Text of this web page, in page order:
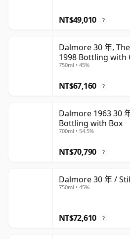
NT$49,010 ?
Dalmore 30 年,
1998 Bottling with
750ml • 45%
NT$67,160 ?
Dalmore 1963 30
Bottling with Box
700ml • 54.5%
NT$70,790 ?
Dalmore 30 年 /
750ml • 45%
NT$72,610 ?